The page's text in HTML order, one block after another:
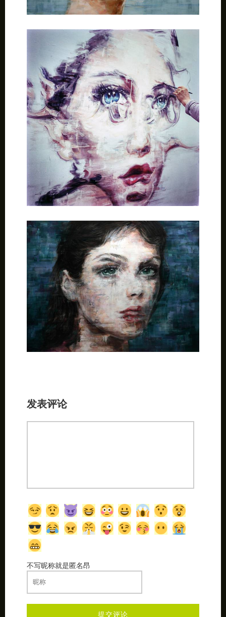
发表评论
不写昵称就是匿名昂